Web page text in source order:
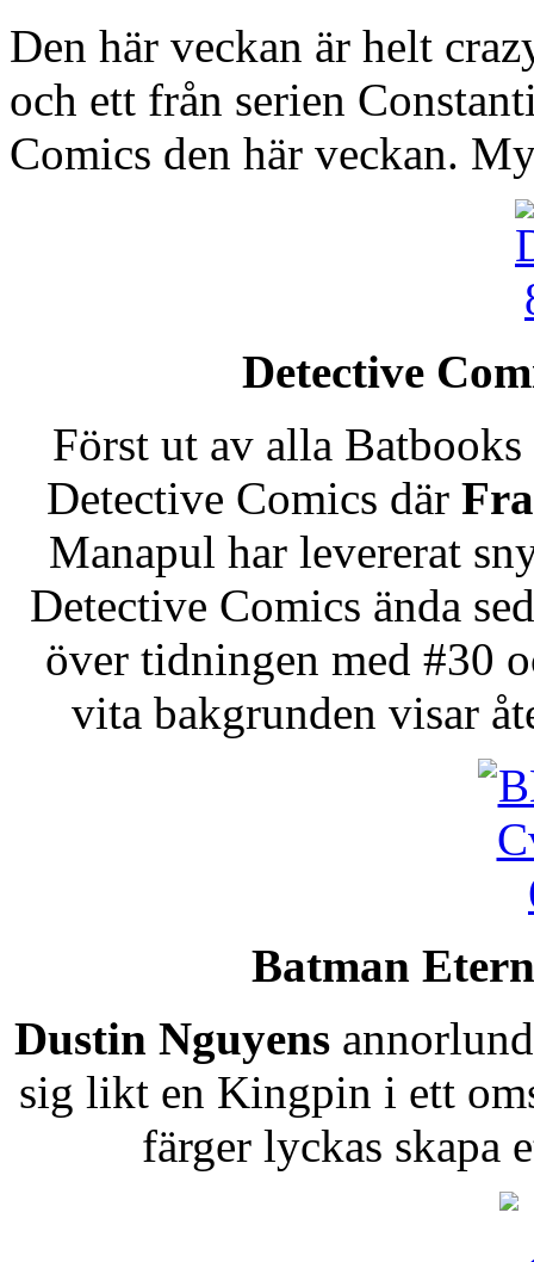
Den här veckan är helt
och ett från serien
Comics den här veckan.
Detective
Först ut av alla
Detective Comics där
Manapul har levererat
Detective Comics ända
över tidningen med #30
vita bakgrunden visar
Batman
Dustin Nguyens
sig likt en Kingpin i ett
färger lyckas skapa